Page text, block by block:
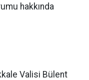
hakkında
Valisi Bülent